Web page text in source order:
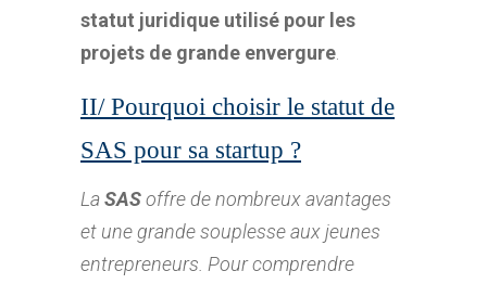
statut juridique utilisé pour les
projets de grande envergure
II/ Pourquoi choisir le statut de
SAS pour sa startup ?
LaSASoffre de nombreux avantages
et une grande souplesse aux jeunes
entrepreneurs. Pour comprendre